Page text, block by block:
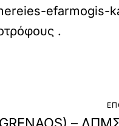
efarmogis-
.
–